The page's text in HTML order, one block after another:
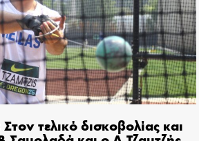
τελικό δισκοβολίας και